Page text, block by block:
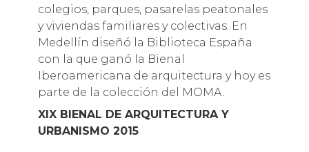
colegios, parques, pasarelas peatonales
y viviendas familiares y colectivas. En
Medellín diseñó la Biblioteca España
con la que ganó la Bienal
Iberoamericana de arquitectura y hoy es
parte de la colección del MOMA.
XIX BIENAL DE ARQUITECTURA Y
URBANISMO 2015